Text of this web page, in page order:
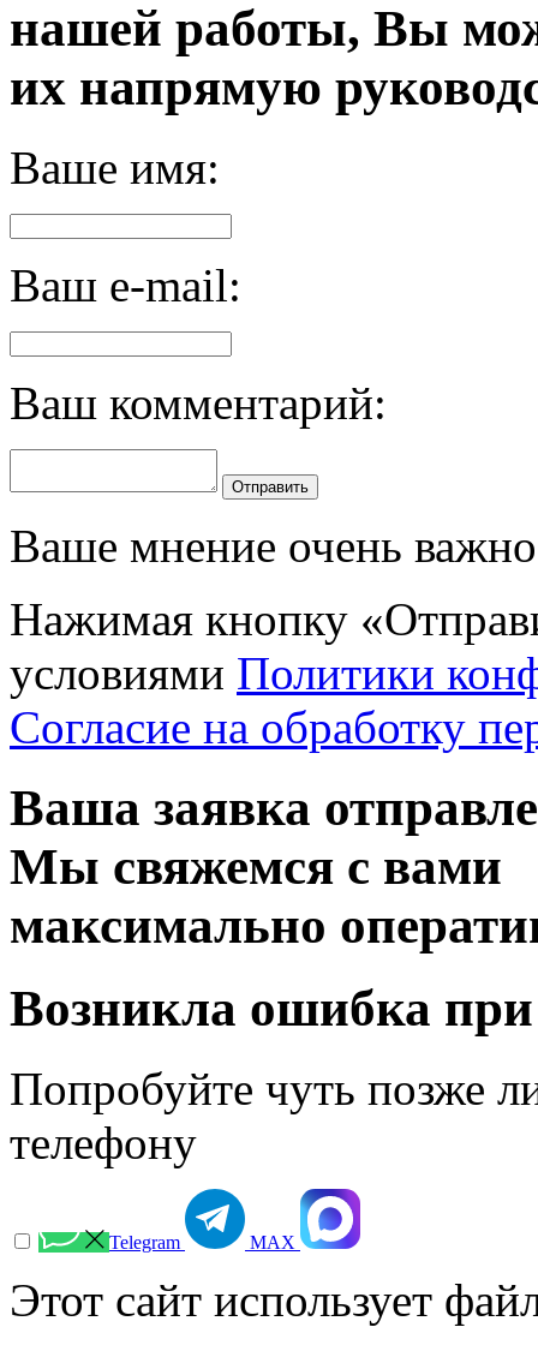
нашей работы, Вы
их напрямую
Ваше имя:
Ваш e-mail:
Ваш комментарий:
Отправить
Ваше мнение очень
Нажимая кнопку
условиями Политики
Согласие на обработку
Ваша заявка
Мы свяжемся с вами
максимально
Возникла ошибка при
Попробуйте чуть позже
телефону
Telegram МАХ
Этот сайт использует